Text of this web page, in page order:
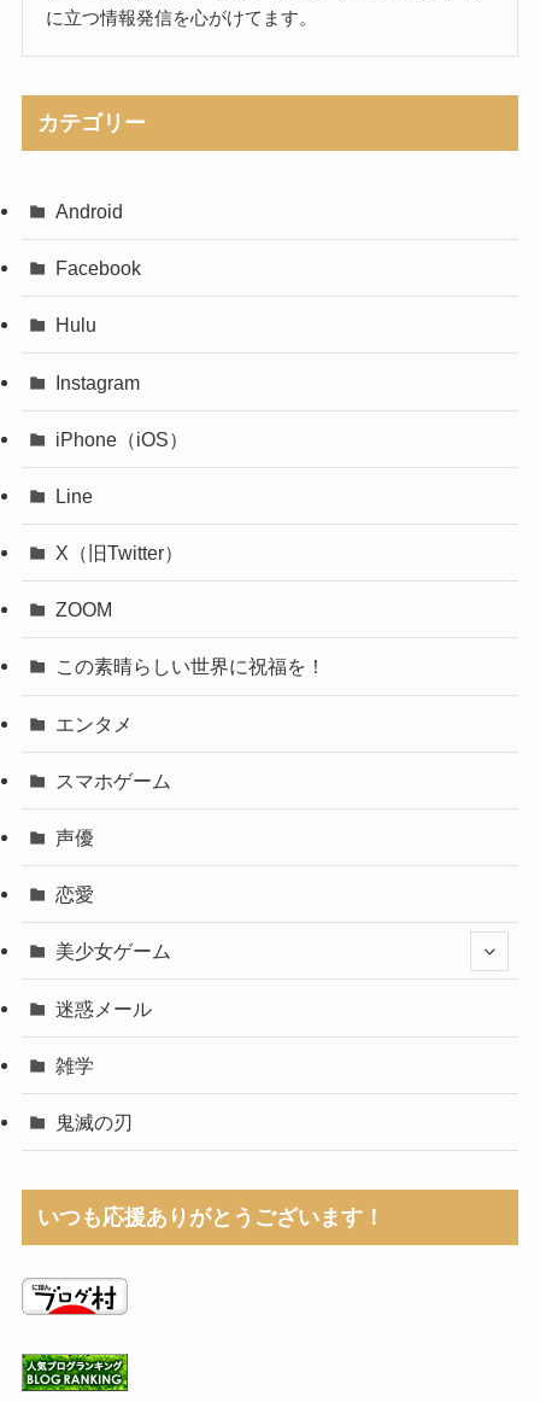
に立つ情報発信を心がけてます。
カテゴリー
Android
Facebook
Hulu
Instagram
iPhone（iOS）
Line
X（旧Twitter）
ZOOM
この素晴らしい世界に祝福を！
エンタメ
スマホゲーム
声優
恋愛
美少女ゲーム
迷惑メール
雑学
鬼滅の刃
いつも応援ありがとうございます！